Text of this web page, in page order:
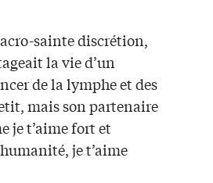
sainte discrétion,
la vie d’un
de la lymphe et des
mais son partenaire
je t’aime fort et
je t’aime